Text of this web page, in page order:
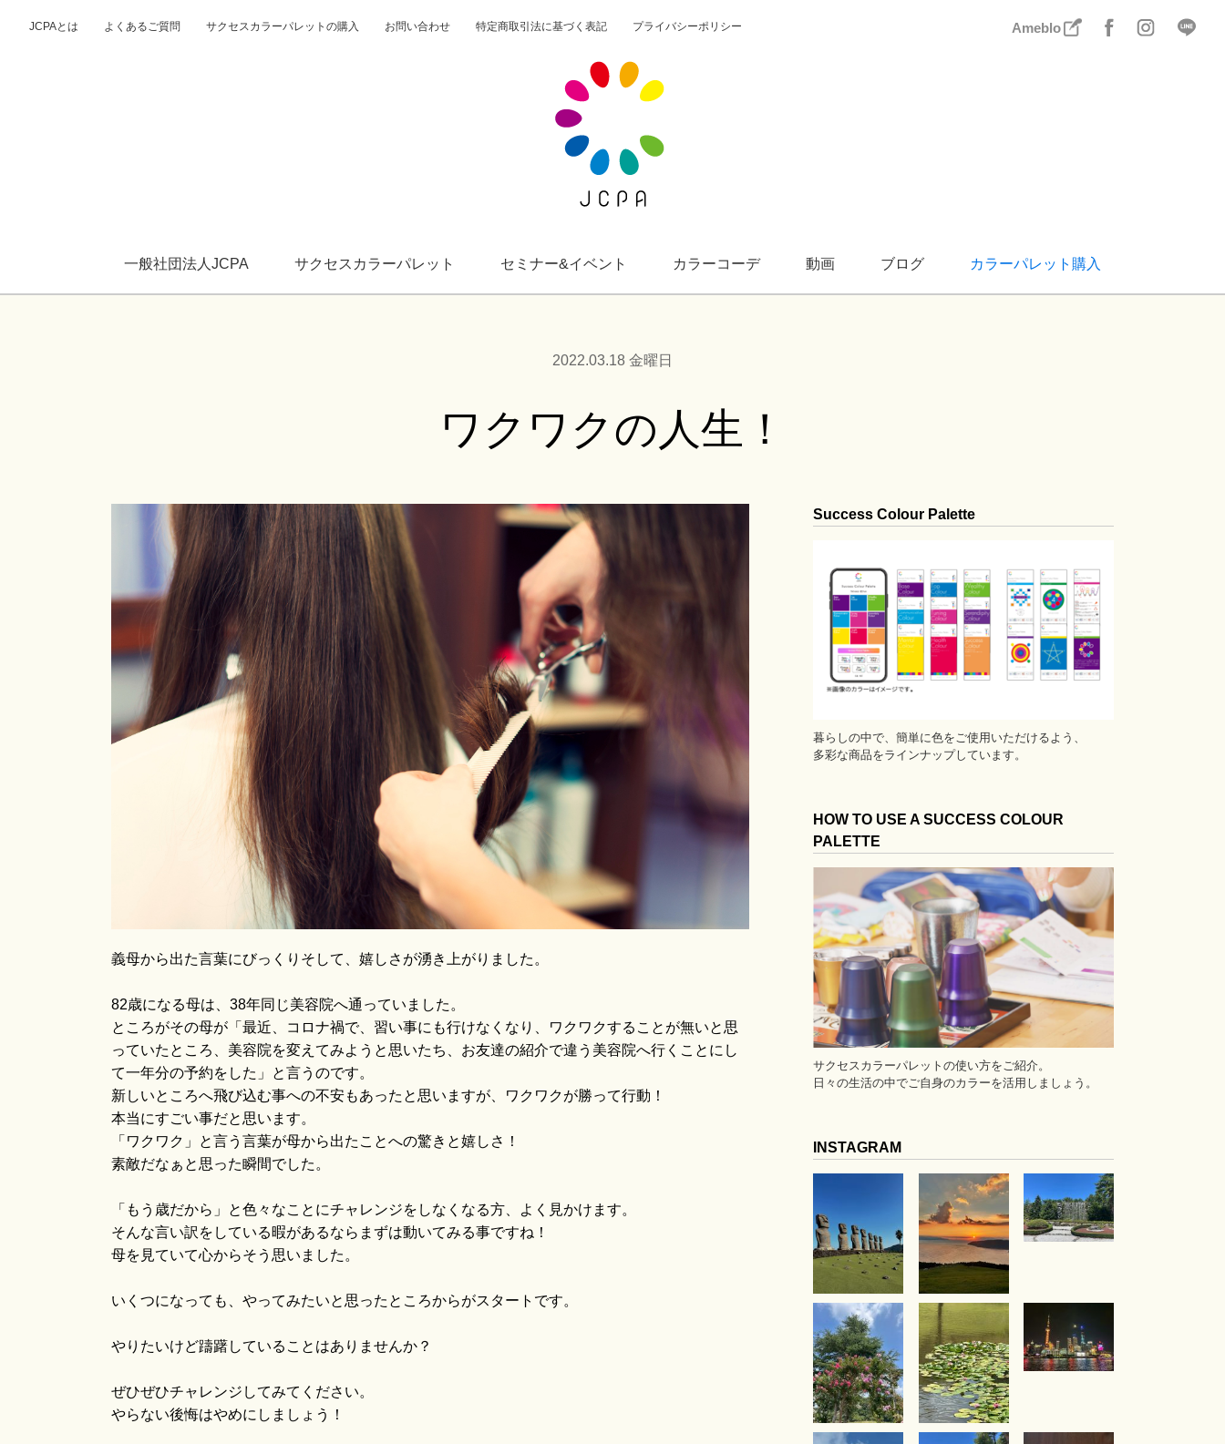
JCPAとは よくあるご質問 サクセスカラーパレットの購入 お問い合わせ 特定商取引法に基づく表記 プライバシーポリシー Ameblo
一般社団法人JCPA サクセスカラーパレット セミナー&イベント カラーコーデ 動画 ブログ カラーパレット購入
一般社団法人JCPA
サクセスカラーパレット
カラーパレット購入
ブログ
Ame
blo
2022.03.18 金曜日
ワクワクの人生！
義母から出た言葉にびっくりそして、嬉しさが湧き上がりました。
82歳になる母は、38年同じ美容院へ通っていました。
ところがその母が「最近、コロナ禍で、習い事にも行けなくなり、ワクワクすることが無いと思
っていたところ、美容院を変えてみようと思いたち、お友達の紹介で違う美容院へ行くことにし
て一年分の予約をした」と言うのです。
新しいところへ飛び込む事への不安もあったと思いますが、ワクワクが勝って行動！
本当にすごい事だと思います。
「ワクワク」と言う言葉が母から出たことへの驚きと嬉しさ！
素敵だなぁと思った瞬間でした。
「もう歳だから」と色々なことにチャレンジをしなくなる方、よく見かけます。
そんな言い訳をしている暇があるならまずは動いてみる事ですね！
母を見ていて心からそう思いました。
いくつになっても、やってみたいと思ったところからがスタートです。
やりたいけど躊躇していることはありませんか？
ぜひぜひチャレンジしてみてください。
やらない後悔はやめにしましょう！
Success Colour Palette
暮らしの中で、簡単に色をご使用いただけるよう、
多彩な商品をラインナップしています。
HOW TO USE A SUCCESS COLOUR
PALETTE
サクセスカラーパレットの使い方をご紹介。
日々の生活の中でご自身のカラーを活用しましょう。
INSTAGRAM